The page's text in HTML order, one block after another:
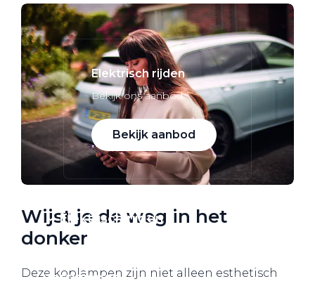
Elektrisch rijden
Bekijk ons aanbod
Bekijk aanbod
Elektrisch rijden
Verhuur
Vestigingen
Wijst je de weg in het
donker
Deze koplampen zijn niet alleen esthetisch